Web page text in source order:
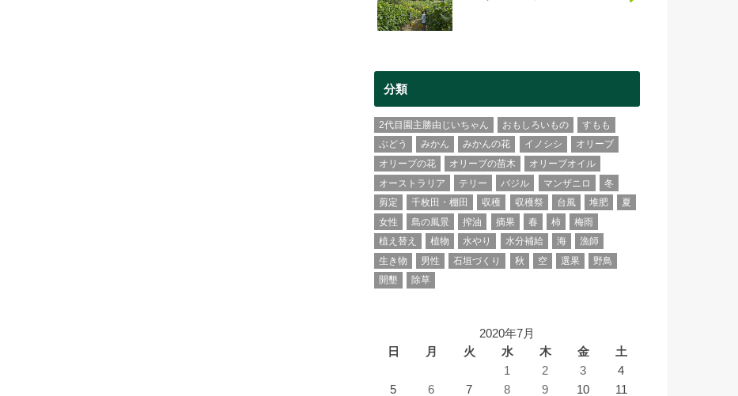
分類
2代目園主勝由じいちゃん おもしろいもの
すもも
ぶどう
みかん みかんの花 イノシシ
オリーブ
オリーブの花
オリーブの苗木
オリーブオイル
オーストラリア
テリー バジル マンザニロ
冬
剪定
千枚田・棚田 収穫 収穫祭 台風 堆肥
夏
女性
島の風景 搾油 摘果 春 柿
梅雨
植え替え
植物 水やり 水分補給 海
漁師
生き物
男性 石垣づくり 秋 空 選果
野鳥
開墾
除草
2020年7月
日
月 火 水 木 金 土
1 2 3
4
5
6 7 8 9 10
11